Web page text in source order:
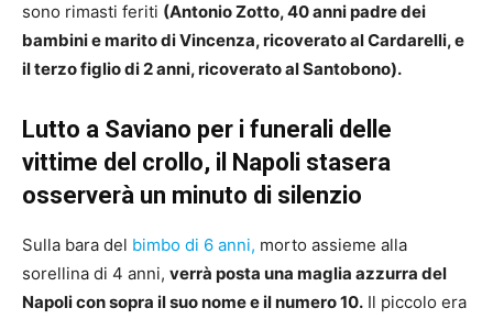
sono rimasti feriti (Antonio Zotto, 40 anni padre dei
bambini e marito di Vincenza, ricoverato al Cardarelli, e
il terzo figlio di 2 anni, ricoverato al Santobono).
Lutto a Saviano per i funerali delle
vittime del crollo, il Napoli stasera
osserverà un minuto di silenzio
Sulla bara del bimbo di 6 anni, morto assieme alla
sorellina di 4 anni, verrà posta una maglia azzurra del
Napoli con sopra il suo nome e il numero 10. Il piccolo era